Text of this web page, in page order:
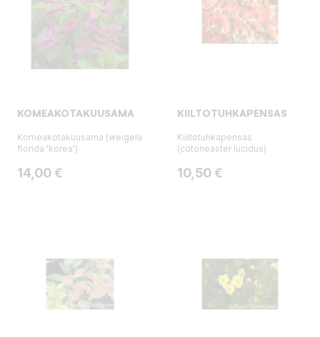
KOMEAKOTAKUUSAMA
Komeakotakuusama (weigela
florida 'korea')
Hinta
14,00 €
KIILTOTUHKAPENSAS
Kiiltotuhkapensas
(cotoneaster lucidus)
Hinta
10,50 €